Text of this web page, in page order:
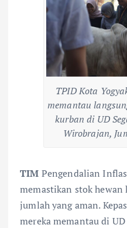
TPID Kota
memantau
kurban di UD
Wirobrajan,
TIM Pengendalian
memastikan stok
jumlah yang aman.
mereka memantau di